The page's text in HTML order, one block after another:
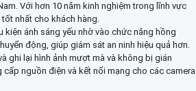
Với hơn 10 năm kinh nghiệm trong lĩnh vực
nhất cho khách hàng.
ánh sáng yếu nhờ vào chức năng hồng
động, giúp giám sát an ninh hiệu quả hơn.
ghi lại hình ảnh mượt mà và không bị gián
nguồn điện và kết nối mạng cho các camera